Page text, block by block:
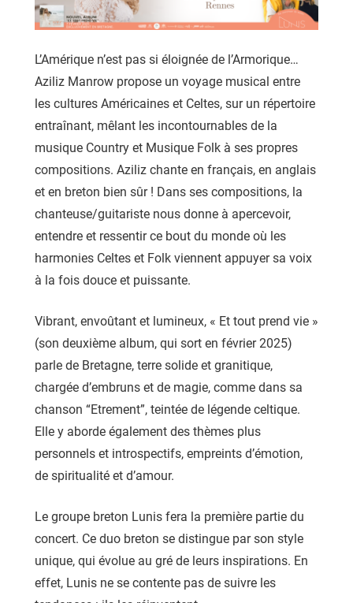
L’Amérique n’est pas si éloignée de l’Armorique…
Aziliz Manrow propose un voyage musical entre
les cultures Américaines et Celtes, sur un répertoire
entraînant, mêlant les incontournables de la
musique Country et Musique Folk à ses propres
compositions. Aziliz chante en français, en anglais
et en breton bien sûr ! Dans ses compositions, la
chanteuse/guitariste nous donne à apercevoir,
entendre et ressentir ce bout du monde où les
harmonies Celtes et Folk viennent appuyer sa voix
à la fois douce et puissante.
Vibrant, envoûtant et lumineux, « Et tout prend vie »
(son deuxième album, qui sort en février 2025)
parle de Bretagne, terre solide et granitique,
chargée d’embruns et de magie, comme dans sa
chanson “Etrement”, teintée de légende celtique.
Elle y aborde également des thèmes plus
personnels et introspectifs, empreints d’émotion,
de spiritualité et d’amour.
Le groupe breton Lunis fera la première partie du
concert. Ce duo breton se distingue par son style
unique, qui évolue au gré de leurs inspirations. En
effet, Lunis ne se contente pas de suivre les